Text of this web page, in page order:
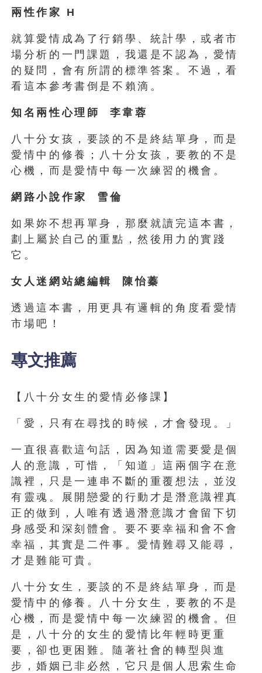
兩性作家 H
就算愛情成為了行銷學、統計學，或者市
場分析的一門課題，我還是不認為，愛情
的疑問，會有所謂的標準答案。不過，看
看這本參考書倒是不賴滴。
知名兩性心理師 李韋蓉
八十分女孩，要談的不是終結單身，而是
愛情中的修養；八十分女孩，要教的不是
心機，而是愛情中每一次練習的機會。
網路小說作家 雪倫
如果妳不想再單身，那麼就讀完這本書，
劃上屬於自己的重點，然後用力的實踐
它。
女人迷網站總編輯 陳怡蓁
透過這本書，用更具有邏輯的角度看愛情
市場吧！
專文推薦
【八十分女生的愛情必修課】
「愛，只有在尋找的時候，才會發現。」
一直很喜歡這句話，因為知道需要愛是個
人的意識，可惜，「知道」這兩個字在意
識裡，只是一連串不斷的重覆想法，並沒
有靈魂。展開戀愛的行動才是潛意識裡真
正的做到，人唯有透過潛意識才會留下切
身感受和深刻體會。要不要幸福和會不會
幸福，其實是二件事。愛情難尋又能尋，
才是難能可貴。
八十分女生，要談的不是終結單身，而是
愛情中的修養。八十分女生，要教的不是
心機，而是愛情中每一次練習的機會。但
是，八十分的女生的愛情比年輕時更重
要，卻也更困難。隨著社會的轉型與進
步，婚姻已非必然，它只是個人思索生命